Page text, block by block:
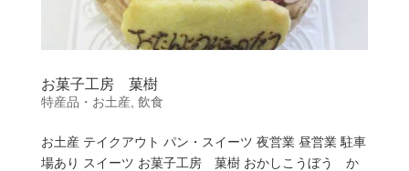
お菓子工房 菓樹
特産品・お土産, 飲食
お土産 テイクアウト パン・スイーツ 夜営業 昼営業 駐車
場あり スイーツ お菓子工房 菓樹 おかしこうぼう か